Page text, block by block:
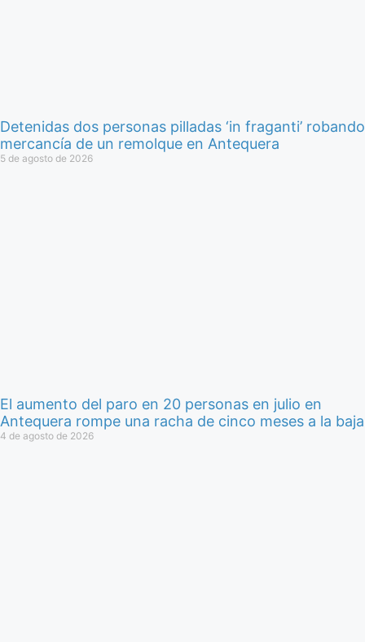
Detenidas dos personas pilladas ‘in fraganti’ robando
mercancía de un remolque en Antequera
5 de agosto de 2026
El aumento del paro en 20 personas en julio en
Antequera rompe una racha de cinco meses a la baja
4 de agosto de 2026